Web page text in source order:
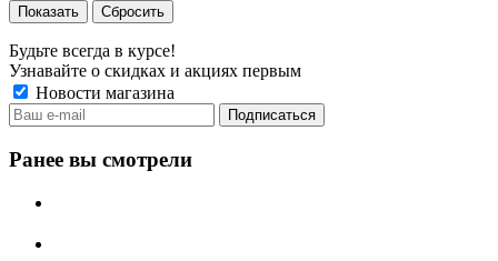
Сбросить
Будьте всегда в курсе!
Узнавайте о скидках и акциях первым
Новости магазина
Ранее вы смотрели